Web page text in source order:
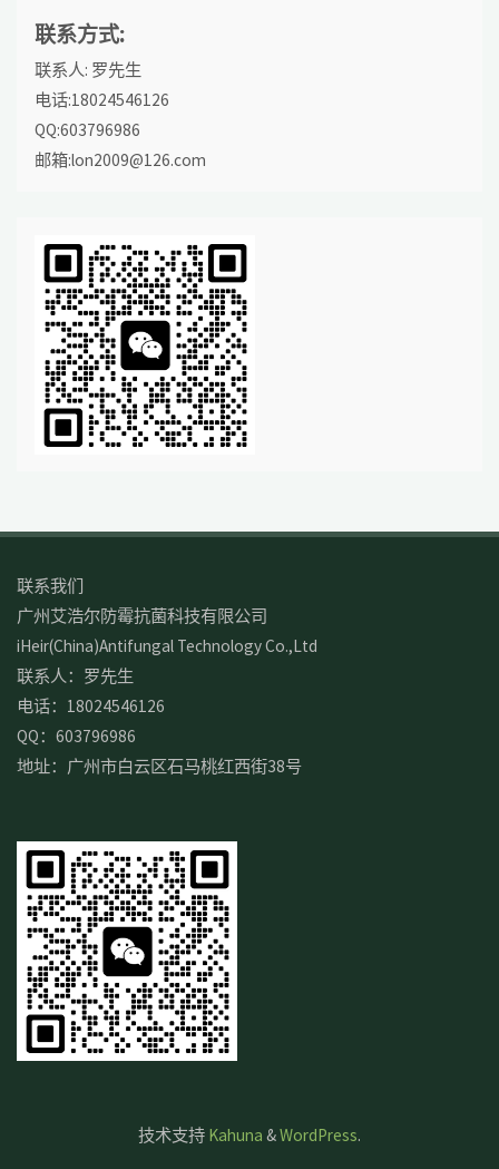
联系方式:
联系人: 罗先生
电话:18024546126
QQ:603796986
邮箱:lon2009@126.com
联系我们
广州艾浩尔防霉抗菌科技有限公司
iHeir(China)Antifungal Technology Co.,Ltd
联系人：罗先生
电话：18024546126
QQ：603796986
地址：广州市白云区石马桃红西街38号
技术支持 Kahuna &WordPress.